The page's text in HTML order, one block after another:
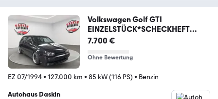
Volkswagen Golf GTI
EINZELSTÜCK*SCHECKHEFT
GEPFLEGT*
7.700 €
Ohne Bewertung
EZ 07/1994• 127.000 km • 85 kW (116 PS) • Benzin
Autohaus Daskin